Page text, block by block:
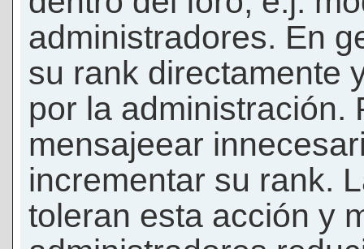
administradores. En
su rank directamente
por la administración.
mensajeear
incrementar su rank.
toleran esta acción y